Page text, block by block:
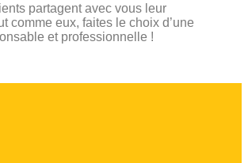
partagent avec vous leur
comme eux, faites le choix d’une
et professionnelle !